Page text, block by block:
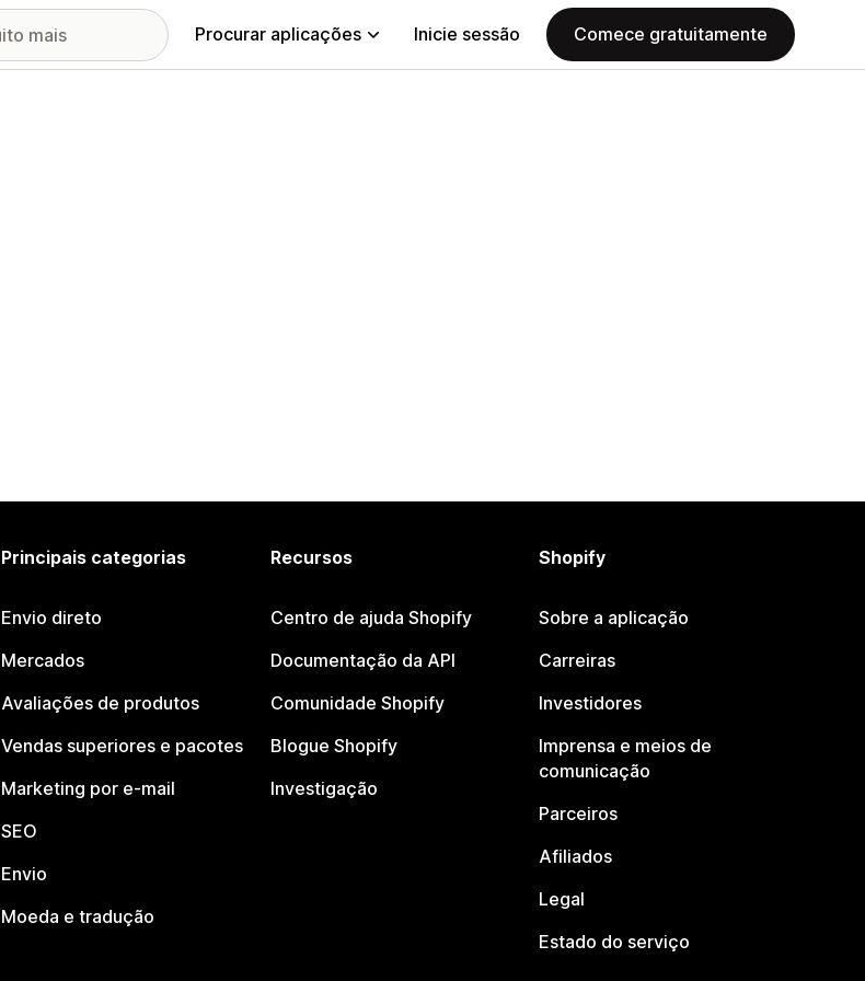
Procurar aplicações Inicie sessão Comece gratuitamente
Principais categorias
Envio direto
Mercados
Avaliações de produtos
Vendas superiores e pacotes
Marketing por e-mail
SEO
Envio
Moeda e tradução
Recursos
Centro de ajuda Shopify
Documentação da API
Comunidade Shopify
Blogue Shopify
Investigação
Shopify
Sobre a aplicação
Carreiras
Investidores
Imprensa e meios de
comunicação
Parceiros
Afiliados
Legal
Estado do serviço